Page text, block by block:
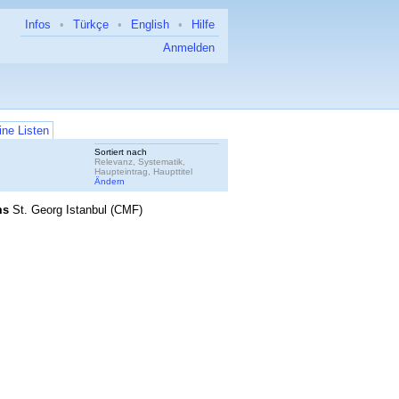
Hilfe
•
English
•
Türkçe
•
Infos
Anmelden
Listen
Sortiert nach
Relevanz, Systematik,
Haupteintrag, Haupttitel
Ändern
St. Georg Istanbul (CMF)